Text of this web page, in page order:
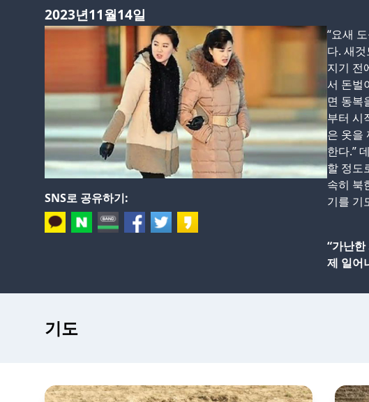
2023년11월14일
SNS로 공유하기:
“요새
다. 새
지기 전
서 돈벌
면 동복
부터 시
은 옷을
한다.”
할 정도
속히 북
기를 기
“가난
제 일어
기도